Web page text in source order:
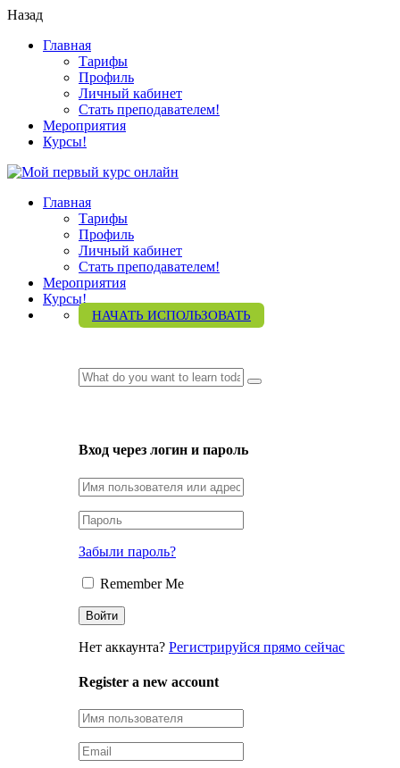
Назад
Главная
Тарифы
Профиль
Личный кабинет
Стать преподавателем!
Мероприятия
Курсы!
Главная
Тарифы
Профиль
Личный кабинет
Стать преподавателем!
Мероприятия
Курсы!
НАЧАТЬ ИСПОЛЬЗОВАТЬ
Вход через логин и пароль
Забыли пароль?
Remember Me
Нет аккаунта? Регистрируйся прямо сейчас
Register a new account